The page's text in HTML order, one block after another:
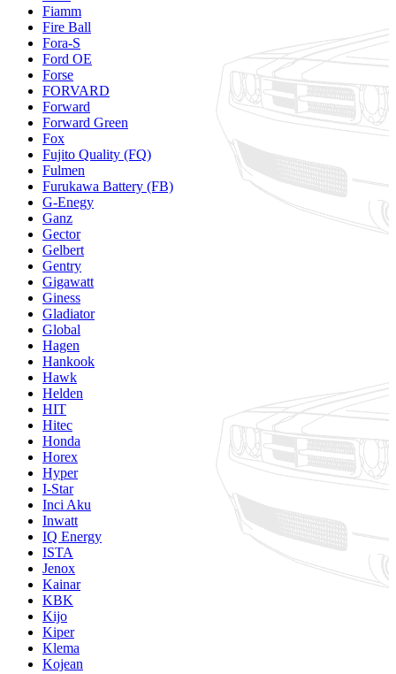
Fiamm
Fire Ball
Fora-S
Ford OE
Forse
FORVARD
Forward
Forward Green
Fox
Fujito Quality (FQ)
Fulmen
Furukawa Battery (FB)
G-Enegy
Ganz
Gector
Gelbert
Gentry
Gigawatt
Giness
Gladiator
Global
Hagen
Hankook
Hawk
Helden
HIT
Hitec
Honda
Horex
Hyper
I-Star
Inci Aku
Inwatt
IQ Energy
ISTA
Jenox
Kainar
KBK
Kijo
Kiper
Klema
Kojean